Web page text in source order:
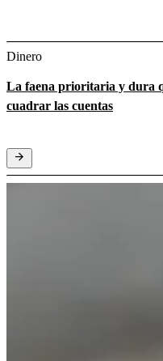
Dinero
La faena prioritaria y dura
cuadrar las cuentas